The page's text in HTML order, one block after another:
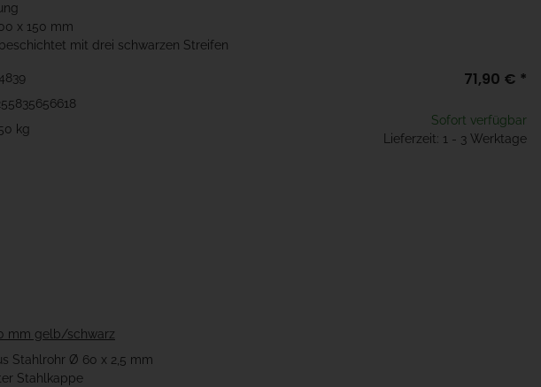
x 150 mm
mit drei schwarzen Streifen
kg
71,90 € *
Sofort verfügbar
Lieferzeit: 1 - 3 Werktage
mm gelb/schwarz
Stahlrohr Ø 60 x 2,5 mm
Stahlkappe